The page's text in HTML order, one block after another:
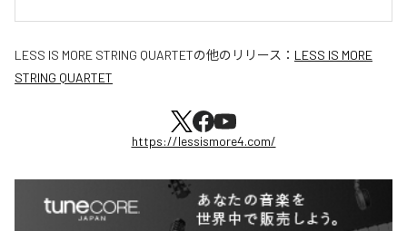
LESS IS MORE STRING QUARTETの他のリリース： LESS IS MORE
STRING QUARTET
https://lessismore4.com/